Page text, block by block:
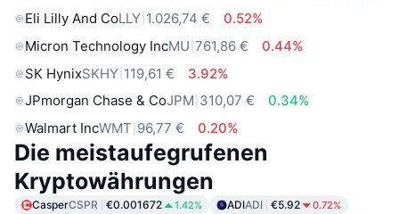
Eli Lilly And CoLLY 1.026,74 €
0.52%
Micron Technology IncMU 761,86 €
0.44%
SK HynixSKHY 119,61 €
3.92%
JPmorgan Chase & CoJPM 310,07 €
0.34%
Walmart IncWMT 96,77 € 0.20%
Die meistaufegrufenen
Kryptowährungen
CasperCSPR €0.001672 1.42% ADIADI €5.92 0.72%